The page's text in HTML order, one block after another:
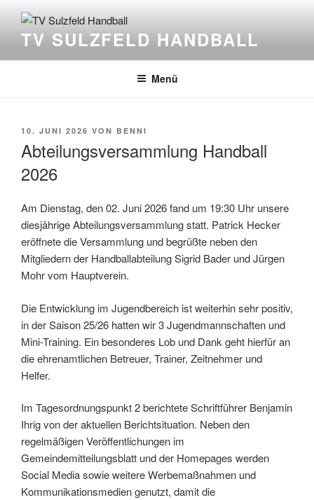
Inhalt
springenTV SULZFELD HANDBALL
Menü
VERÖFFENTLICHT
10. JUNI 2026 VON BENNI
Abteilungsversammlung Handball
2026
Am Dienstag, den 02. Juni 2026 fand um 19:30 Uhr unsere
diesjährige Abteilungsversammlung statt. Patrick Hecker
eröffnete die Versammlung und begrüßte neben den
Mitgliedern der Handballabteilung Sigrid Bader und Jürgen
Mohr vom Hauptverein.
Die Entwicklung im Jugendbereich ist weiterhin sehr positiv,
in der Saison 25/26 hatten wir 3 Jugendmannschaften und
Mini-Training. Ein besonderes Lob und Dank geht hierfür an
die ehrenamtlichen Betreuer, Trainer, Zeitnehmer und
Helfer.
Im Tagesordnungspunkt 2 berichtete Schriftführer Benjamin
Ihrig von der aktuellen Berichtsituation. Neben den
regelmäßigen Veröffentlichungen im
Gemeindemitteilungsblatt und der Homepages werden
Social Media sowie weitere Werbemaßnahmen und
Kommunikationsmedien genutzt, damit die